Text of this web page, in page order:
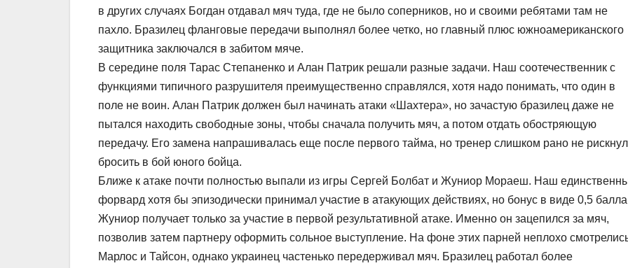
в других случаях Богдан отдавал мяч туда, где не было соперников, но и своими ребятами там не
пахло. Бразилец фланговые передачи выполнял более четко, но главный плюс южноамериканского
защитника заключался в забитом мяче.
В середине поля Тарас Степаненко и Алан Патрик решали разные задачи. Наш соотечественник с
функциями типичного разрушителя преимущественно справлялся, хотя надо понимать, что один в
поле не воин. Алан Патрик должен был начинать атаки «Шахтера», но зачастую бразилец даже не
пытался находить свободные зоны, чтобы сначала получить мяч, а потом отдать обостряющую
передачу. Его замена напрашивалась еще после первого тайма, но тренер слишком рано не рискнул
бросить в бой юного бойца.
Ближе к атаке почти полностью выпали из игры Сергей Болбат и Жуниор Мораеш. Наш
форвард хотя бы эпизодически принимал участие в атакующих действиях, но бонус в виде 0,5 балла
Жуниор получает только за участие в первой результативной атаке. Именно он зацепился за мяч,
позволив затем партнеру оформить сольное выступление. На фоне этих парней неплохо
Марлос и Тайсон, однако украинец частенько передерживал мяч. Бразилец работал более